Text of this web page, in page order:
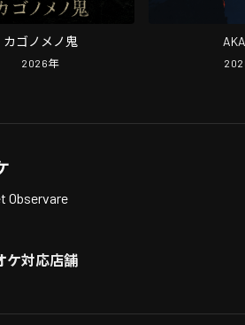
カゴノメノ鬼
2026年
Observare
ケ対応店舗